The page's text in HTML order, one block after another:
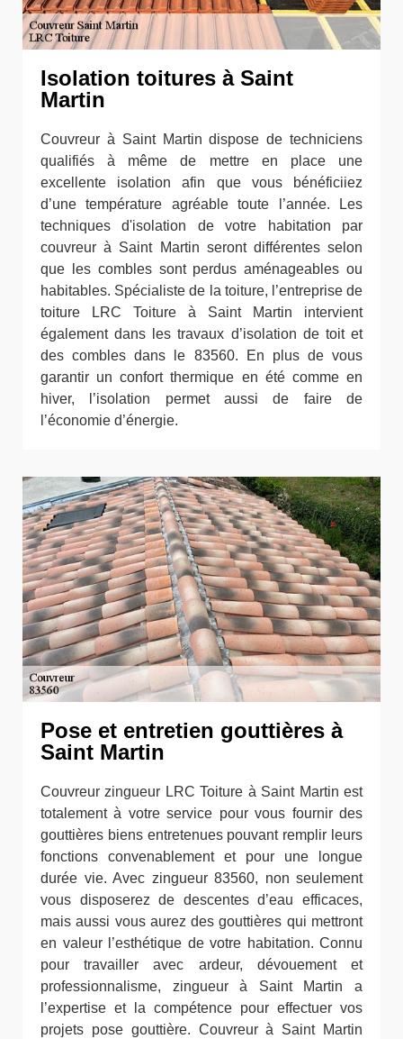
Isolation toitures à Saint
Martin
Couvreur à Saint Martin dispose de techniciens
qualifiés à même de mettre en place une
excellente isolation afin que vous bénéficiiez
d’une température agréable toute l’année. Les
techniques d'isolation de votre habitation par
couvreur à Saint Martin seront différentes selon
que les combles sont perdus aménageables ou
habitables. Spécialiste de la toiture, l’entreprise de
toiture LRC Toiture à Saint Martin intervient
également dans les travaux d’isolation de toit et
des combles dans le 83560. En plus de vous
garantir un confort thermique en été comme en
hiver, l’isolation permet aussi de faire de
l’économie d’énergie.
Pose et entretien gouttières à
Saint Martin
Couvreur zingueur LRC Toiture à Saint Martin est
totalement à votre service pour vous fournir des
gouttières biens entretenues pouvant remplir leurs
fonctions convenablement et pour une longue
durée vie. Avec zingueur 83560, non seulement
vous disposerez de descentes d’eau efficaces,
mais aussi vous aurez des gouttières qui mettront
en valeur l’esthétique de votre habitation. Connu
pour travailler avec ardeur, dévouement et
professionnalisme, zingueur à Saint Martin a
l’expertise et la compétence pour effectuer vos
projets pose gouttière. Couvreur à Saint Martin